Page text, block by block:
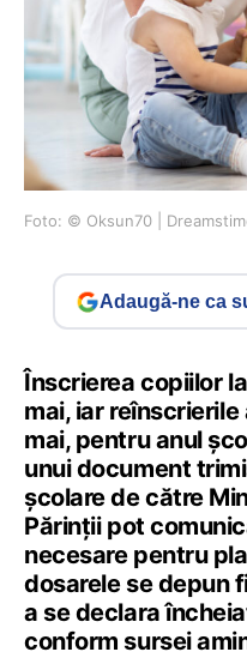
Foto: © Oksun70 |
Adaugă-ne ca
Înscrierea copiilor
mai, iar
mai, pentru anul
unui document
școlare de către
Părinții pot
necesare pentru
dosarele se depun
a se declara
conform sursei